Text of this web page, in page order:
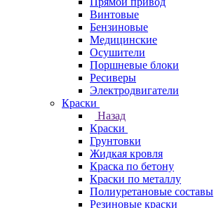
Винтовые
Бензиновые
Медицинские
Осушители
Поршневые блоки
Ресиверы
Электродвигатели
Краски
Назад
Краски
Грунтовки
Жидкая кровля
Краска по бетону
Краски по металлу
Полиуретановые составы
Резиновые краски